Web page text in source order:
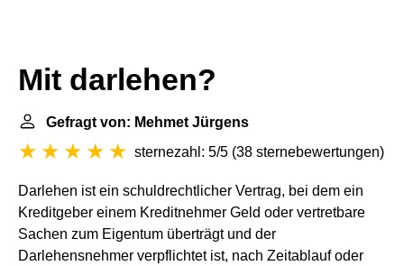
Mit darlehen?
Gefragt von: Mehmet Jürgens
sternezahl: 5/5 (38 sternebewertungen)
Darlehen ist ein schuldrechtlicher Vertrag, bei dem ein
Kreditgeber einem Kreditnehmer Geld oder vertretbare
Sachen zum Eigentum überträgt und der
Darlehensnehmer verpflichtet ist, nach Zeitablauf oder